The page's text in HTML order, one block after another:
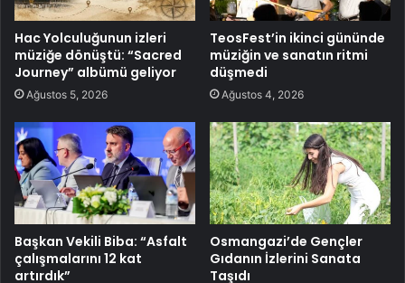
Hac Yolculuğunun izleri
müziğe dönüştü: “Sacred
Journey” albümü geliyor
Ağustos 5, 2026
TeosFest’in ikinci gününde
müziğin ve sanatın ritmi
düşmedi
Ağustos 4, 2026
Başkan Vekili Biba: “Asfalt
çalışmalarını 12 kat
artırdık”
Osmangazi’de Gençler
Gıdanın İzlerini Sanata
Taşıdı